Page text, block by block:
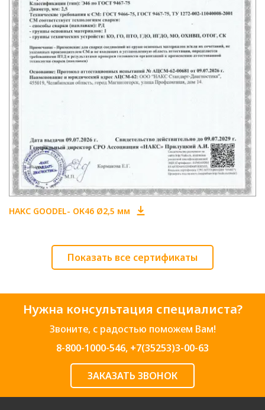
НАКС GOODEL- ОК46 Ø2,5 мм
Показать все сертификаты
Нужна консультация специалиста?
Звоните, с радостью поможем Вам!
8-800-1000-546, +7(35253)3-00-63
ЗАКАЗАТЬ ЗВОНОК